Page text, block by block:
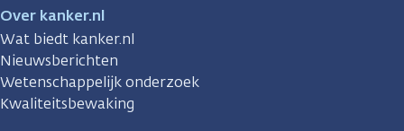
Over kanker.nl
Wat biedt kanker.nl
Nieuwsberichten
Wetenschappelijk onderzoek
Kwaliteitsbewaking